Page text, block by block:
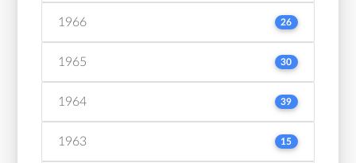
1966 26
1965 30
1964 39
1963 15